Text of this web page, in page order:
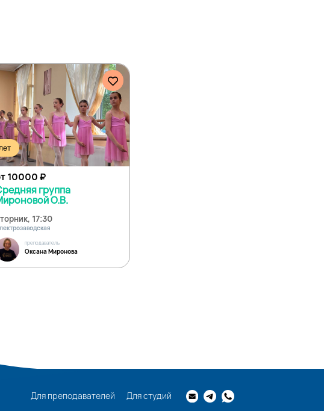
10000₽
группа
О.В.
17:30
преподаватель
Оксана Миронова
Для преподавателей Для студий